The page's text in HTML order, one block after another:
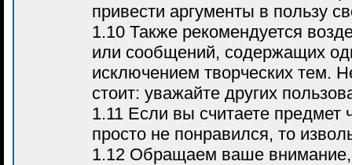
привести аргументы в пользу
1.10 Также рекомендуется
или сообщений, содержащих
исключением творческих тем.
стоит: уважайте других
1.11 Если вы считаете предмет
просто не понравился, то
1.12 Обращаем ваше внимание,